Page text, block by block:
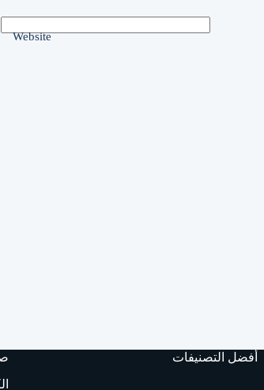
Website
أفضل التصنيفات